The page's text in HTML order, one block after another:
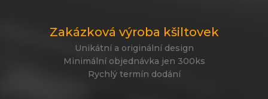
Zakázková výroba kšiltovek
Unikátní a originální design
Minimální objednávka jen 300ks
Rychlý termín dodání